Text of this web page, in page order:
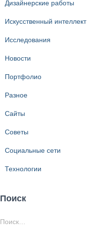
Дизайнерские работы
Искусственный интеллект
Исследования
Новости
Портфолио
Разное
Сайты
Советы
Социальные сети
Технологии
Поиск
Н
Поиск…